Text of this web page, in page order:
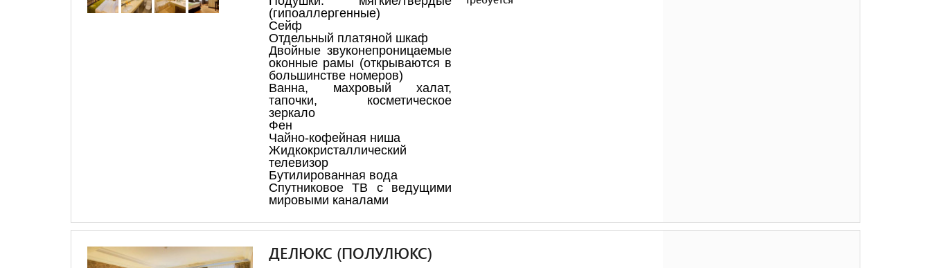
(гипоаллергенные)
Сейф
Отдельный платяной шкаф
Двойные звуконепроницаемые
оконные рамы (открываются в
большинстве номеров)
Ванна, махровый халат,
тапочки, косметическое
зеркало
Фен
Чайно-кофейная ниша
Жидкокристаллический
телевизор
Бутилированная вода
Спутниковое ТВ с ведущими
мировыми каналами
ДЕЛЮКС (ПОЛУЛЮКС)